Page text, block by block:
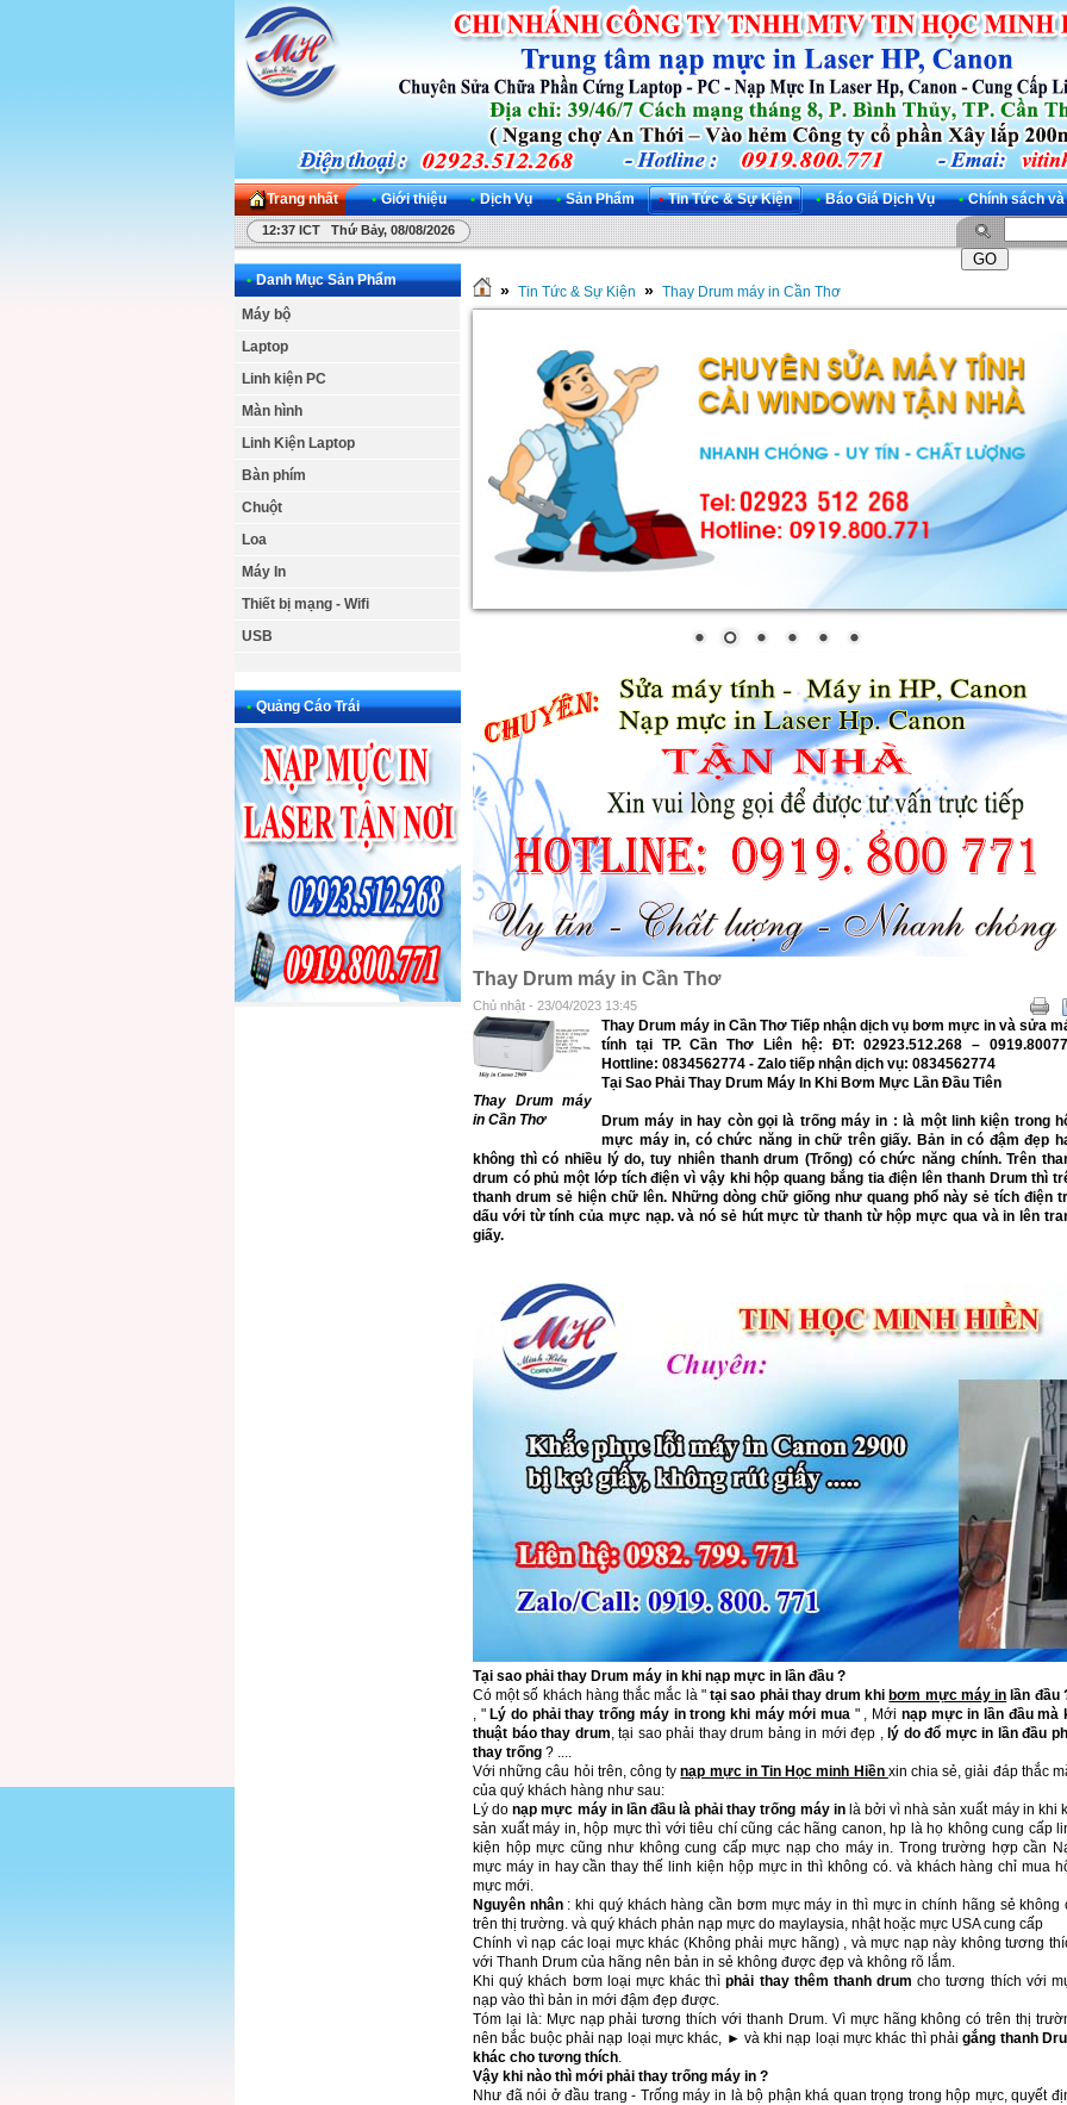
Trang nhất • Giới thiệu • Dịch Vụ • Sản Phẩm • Tin Tức & Sự Kiện • Báo Giá Dịch Vụ • Chính sách
12:37 ICT Thứ Bảy, 08/08/2026
• Danh Mục Sản Phẩm
Máy bộ
Laptop
Linh kiện PC
Màn hình
Linh Kiện Laptop
Bàn phím
Chuột
Loa
Máy In
Thiết bị mạng - Wifi
USB
• Quảng Cáo Trái
» Tin Tức & Sự Kiện » Thay Drum máy in Cần Thơ
Thay Drum máy in Cần Thơ
Chủ nhật - 23/04/2023 13:45
Thay Drum máy
in Cần Thơ
Thay Drum máy in Cần Thơ Tiếp nhận dịch vụ bơm mực in và sửa
tính tại TP. Cần Thơ Liên hệ: ĐT: 02923.512.268 –
Hottline: 0834562774 - Zalo tiếp nhận dịch vụ: 0834562774
Tại Sao Phải Thay Drum Máy In Khi Bơm Mực Lần Đầu Tiên
Drum máy in hay còn gọi là trống máy in : là một linh kiện trong
mực máy in, có chức năng in chữ trên giấy. Bản in có đậm đẹp
không thì có nhiều lý do, tuy nhiên thanh drum (Trống) có chức năng chính. Trên
drum có phủ một lớp tích điện vì vậy khi hộp quang bắng tia điện lên thanh Drum thì
thanh drum sẻ hiện chữ lên. Những dòng chữ giống như quang phổ này sẻ tích điện
dấu với từ tính của mực nạp. và nó sẻ hút mực từ thanh từ hộp mực qua và in lên
giấy.
Tại sao phải thay Drum máy in khi nạp mực in lần đầu ?
Có một số khách hàng thắc mắc là "tại sao phải thay drum khi bơm mực máy in lần đầu
, " Lý do phải thay trống máy in trong khi máy mới mua " , Mới nạp mực in lần đầu mà
thuật báo thay drum, tại sao phải thay drum bảng in mới đẹp , lý do đổ mực in lần đầu
thay trống ? ....
Với những câu hỏi trên, công tynạp mực inTin Học minh Hiền xin chia sẻ, giải đáp thắc
của quý khách hàng như sau:
Lý donạp mực máy in lần đầu là phải thay trống máy in là bởi vì nhà sản xuất máy in khi
sản xuất máy in, hộp mực thì với tiêu chí cũng các hãng canon, hp là họ không cung cấp
kiện hộp mực cũng như không cung cấp mực nạp cho máy in. Trong trường hợp cần
mực máy in hay cần thay thế linh kiện hộp mực in thì không có. và khách hàng chỉ mua
mực mới.
Nguyên nhân: khi quý khách hàng cần bơm mực máy in thì mực in chính hãng sẻ không
trên thị trường. và quý khách phản nạp mực do maylaysia, nhật hoặc mực USA cung cấp
Chính vì nạp các loại mực khác (Không phải mực hãng) , và mực nạp này không tương
với Thanh Drum của hãng nên bản in sẻ không được đẹp và không rõ lắm.
Khi quý khách bơm loại mực khác thìphải thay thêm thanh drum cho tương thích với
nạp vào thì bản in mới đậm đẹp được.
Tóm lại là: Mực nạp phải tương thích với thanh Drum. Vì mực hãng không có trên thị
nên bắc buộc phải nạp loại mực khác, ► và khi nạp loại mực khác thì phảigắng thanh
khác cho tương thích.
Vậy khi nào thì mới phải thay trống máy in ?
Như đã nói ở đầu trang - Trống máy in là bộ phận khá quan trọng trong hộp mực, quyết